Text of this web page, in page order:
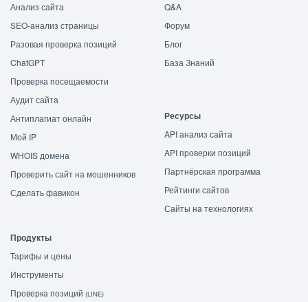
Анализ сайта
SEO-анализ страницы
Разовая проверка позиций
ChatGPT
Проверка посещаемости
Аудит сайта
Антиплагиат онлайн
Мой IP
WHOIS домена
Проверить сайт на мошенников
Сделать фавикон
Q&A
Форум
Блог
База Знаний
Ресурсы
API анализ сайта
API проверки позиций
Партнёрская программа
Рейтинги сайтов
Сайты на технологиях
Продукты
Тарифы и цены
Инструменты
Проверка позиций (LINE)